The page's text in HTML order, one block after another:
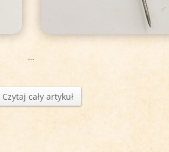
…
Czytaj cały artykuł